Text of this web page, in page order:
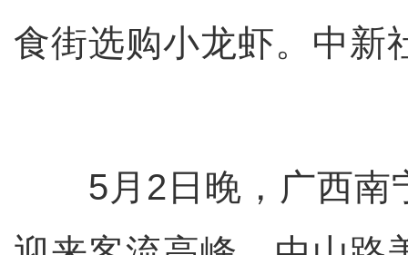
食街选购小龙虾。中新
5月2日晚，广西南